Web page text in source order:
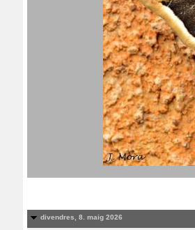
divendres, 8. maig 2026